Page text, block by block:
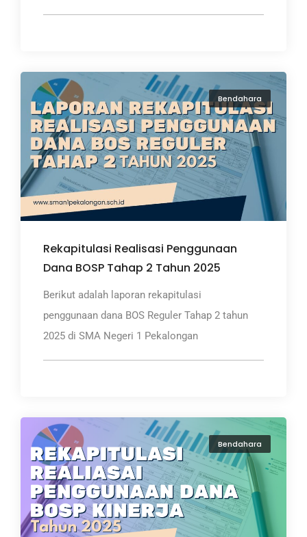
Bendahara
Rekapitulasi Realisasi Penggunaan
Dana BOSP Tahap 2 Tahun 2025
Berikut adalah laporan rekapitulasi
penggunaan dana BOS Reguler Tahap 2 tahun
2025 di SMA Negeri 1 Pekalongan
Bendahara